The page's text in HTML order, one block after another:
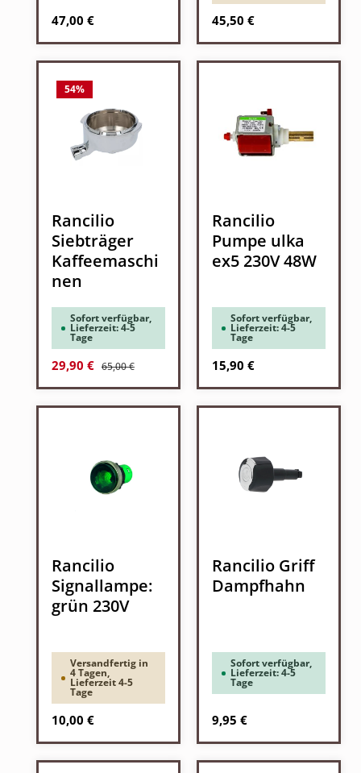
Regulärer Preis:
47,00 € Regulärer Preis:
45,50 €
54%
Rancilio
Siebträger
Kaffeemaschi
nen
Sofort verfügbar,
Lieferzeit: 4-5
Tage
Verkaufspreis:
29,90 € Regulärer Preis:
65,00 €
Rancilio
Pumpe ulka
ex5 230V 48W
Sofort verfügbar,
Lieferzeit: 4-5
Tage
Regulärer Preis:
15,90 €
Rancilio
Signallampe:
grün 230V
Versandfertig in
4 Tagen,
Lieferzeit 4-5
Tage
Regulärer Preis:
10,00 €
Rancilio Griff
Dampfhahn
Sofort verfügbar,
Lieferzeit: 4-5
Tage
Regulärer Preis:
9,95 €